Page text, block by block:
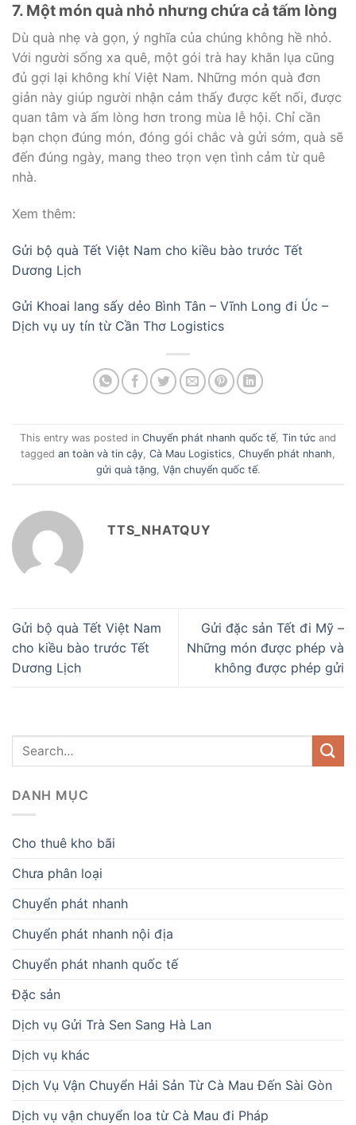
7. Một món quà nhỏ nhưng chứa cả tấm lòng
Dù quà nhẹ và gọn, ý nghĩa của chúng không hề nhỏ.
Với người sống xa quê, một gói trà hay khăn lụa cũng
đủ gợi lại không khí Việt Nam. Những món quà đơn
giản này giúp người nhận cảm thấy được kết nối, được
quan tâm và ấm lòng hơn trong mùa lễ hội. Chỉ cần
bạn chọn đúng món, đóng gói chắc và gửi sớm, quà sẽ
đến đúng ngày, mang theo trọn vẹn tình cảm từ quê
nhà.
Xem thêm:
Gửi bộ quà Tết Việt Nam cho kiều bào trước Tết
Dương Lịch
Gửi Khoai lang sấy dẻo Bình Tân – Vĩnh Long đi Úc –
Dịch vụ uy tín từ Cần Thơ Logistics
This entry was posted in Chuyển phát nhanh quốc tế, Tin tức and
tagged an toàn và tin cậy Cà Mau Logistics Chuyển phát nhanh
gửi quà tặng Vận chuyển quốc tế.
TTS_NHATQUY
Gửi bộ quà Tết Việt Nam
cho kiều bào trước Tết
Dương Lịch
Gửi đặc sản Tết đi Mỹ –
Những món được phép và
không được phép gửi
DANH MỤC
Cho thuê kho bãi
Chưa phân loại
Chuyển phát nhanh
Chuyển phát nhanh nội địa
Chuyển phát nhanh quốc tế
Đặc sản
Dịch vụ Gửi Trà Sen Sang Hà Lan
Dịch vụ khác
Dịch Vụ Vận Chuyển Hải Sản Từ Cà Mau Đến Sài Gòn
Dịch vụ vận chuyển loa từ Cà Mau đi Pháp